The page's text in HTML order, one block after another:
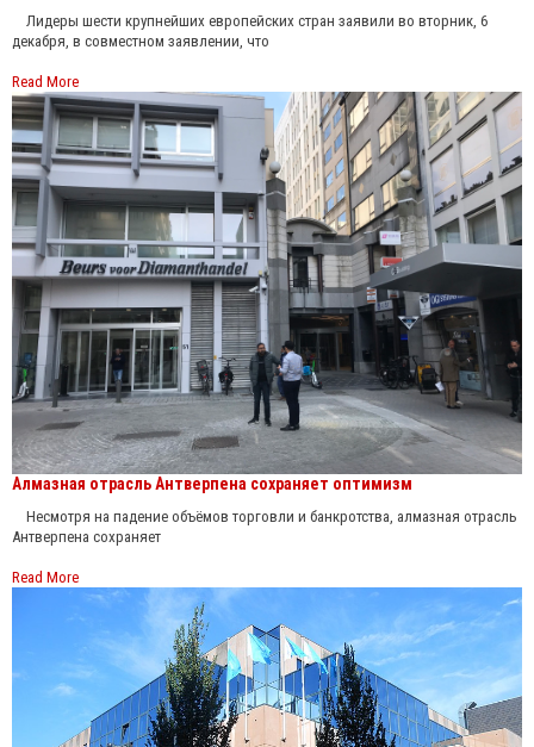
Лидеры шести крупнейших европейских стран заявили во вторник, 6
декабря, в совместном заявлении, что
Read More
Алмазная отрасль Антверпена сохраняет оптимизм
Несмотря на падение объёмов торговли и банкротства, алмазная отрасль
Антверпена сохраняет
Read More